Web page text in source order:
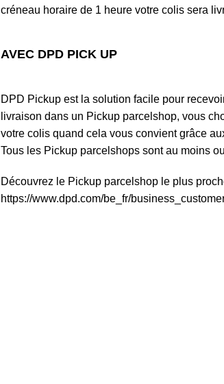
créneau horaire de 1 heure votre colis sera
AVEC DPD PICK UP
DPD Pickup est la solution facile pour
livraison dans un Pickup parcelshop, vous
votre colis quand cela vous convient grâce
Tous les Pickup parcelshops sont au moins
Découvrez le Pickup parcelshop le plus
https://www.dpd.com/be_fr/